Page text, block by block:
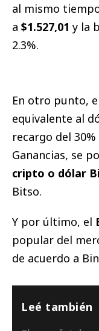
al mismo
a $1.527,01 y la
2.3%.
En otro punto,
equivalente al
recargo del
Ganancias, se
cripto o dólar
Bitso.
Y por último, el
popular del
de acuerdo a
Leé también